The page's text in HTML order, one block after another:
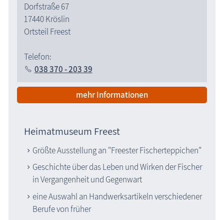
Dorfstraße 67
17440 Kröslin
Ortsteil Freest
Telefon:
038 370 - 203 39
mehr Informationen
Heimatmuseum Freest
Größte Ausstellung an "Freester Fischerteppichen"
Geschichte über das Leben und Wirken der Fischer
in Vergangenheit und Gegenwart
eine Auswahl an Handwerksartikeln verschiedener
Berufe von früher